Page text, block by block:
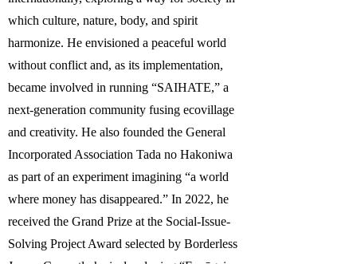
which culture, nature, body, and spirit
harmonize. He envisioned a peaceful world
without conflict and, as its implementation,
became involved in running “SAIHATE,” a
next-generation community fusing ecovillage
and creativity. He also founded the General
Incorporated Association Tada no Hakoniwa
as part of an experiment imagining “a world
where money has disappeared.” In 2022, he
received the Grand Prize at the Social-Issue-
Solving Project Award selected by Borderless